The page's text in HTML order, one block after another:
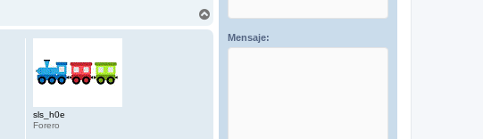
sls_h0e
Forero
Mensaje: